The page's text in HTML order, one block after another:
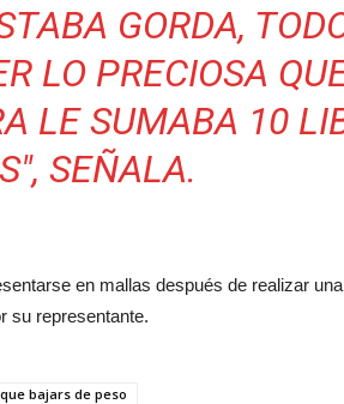
GORDA,
LO PRECIOSA
LE SUMABA 10
SEÑALA.
en mallas después de realizar
su representante.
bajars de peso